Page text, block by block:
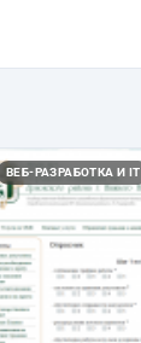
ВЕБ-РАЗРАБОТКА И IT